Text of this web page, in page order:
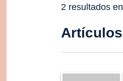
2 resultados
Artículos